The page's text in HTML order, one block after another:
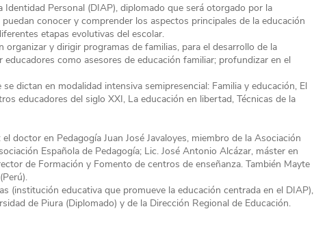
Personal (DIAP), diplomado que será otorgado por la
conocer y comprender los aspectos principales de la educación
etapas evolutivas del escolar.
y dirigir programas de familias, para el desarrollo de la
como asesores de educación familiar; profundizar en el
dictan en modalidad intensiva semipresencial: Familia y educación, El
educadores del siglo XXI, La educación en libertad, Técnicas de la
doctor en Pedagogía Juan José Javaloyes, miembro de la Asociación
Española de Pedagogía; Lic. José Antonio Alcázar, máster en
de Formación y Fomento de centros de enseñanza. También Mayte
(institución educativa que promueve la educación centrada en el DIAP),
de Piura (Diplomado) y de la Dirección Regional de Educación.